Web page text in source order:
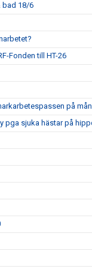
bad 18/6
Fonden till HT-26
på
pga sjuka hästar på